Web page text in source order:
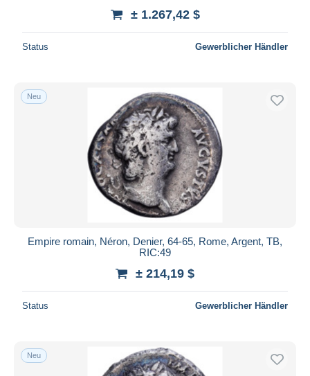
± 1.267,42 $
Status Gewerblicher Händler
Neu
Empire romain, Néron, Denier, 64-65, Rome, Argent, TB,
RIC:49
± 214,19 $
Status Gewerblicher Händler
Neu